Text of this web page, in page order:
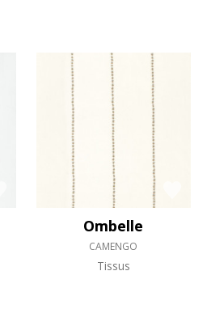
Ombelle
CAMENGO
Tissus